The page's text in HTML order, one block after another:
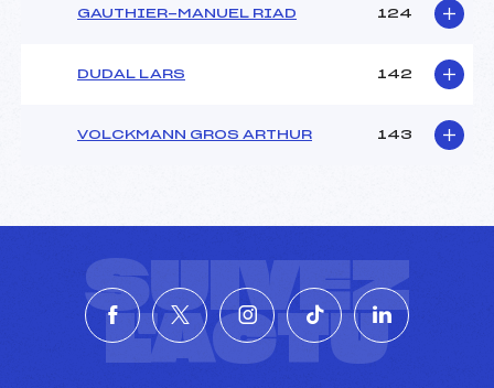
GAUTHIER-MANUEL RIAD 124
DUDAL LARS 142
VOLCKMANN GROS ARTHUR 143
SUIVEZ
L'ACTU